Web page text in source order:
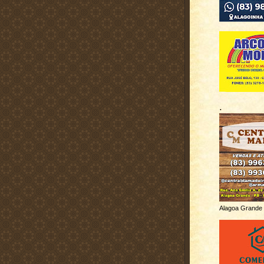
.
Alagoa Grande